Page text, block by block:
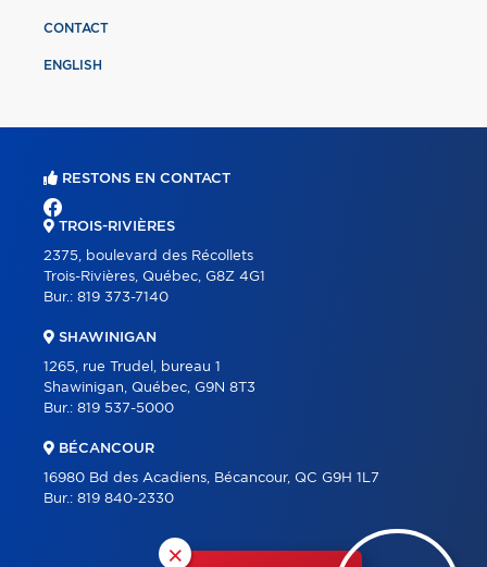
×
CONTACT
ENGLISH
RESTONS EN CONTACT
TROIS-RIVIÈRES
2375, boulevard des Récollets
Trois-Rivières, Québec, G8Z 4G1
Bur.: 819 373-7140
SHAWINIGAN
1265, rue Trudel, bureau 1
Shawinigan, Québec, G9N 8T3
Bur.: 819 537-5000
BÉCANCOUR
16980 Bd des Acadiens, Bécancour, QC G9H 1L7
Bur.: 819 840-2330